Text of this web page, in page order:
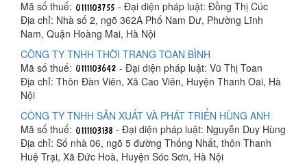
Mã số thuế:
- Đại diện pháp luật: Đồng Thị Cúc
Địa chỉ: Nhà số 2, ngõ 362A Phố Nam Dư, Phường Lĩnh
Nam, Quận Hoàng Mai, Hà Nội
CÔNG TY TNHH THỜI TRANG TOAN BÌNH
Mã số thuế:
- Đại diện pháp luật: Vũ Thị Toan
Địa chỉ: Thôn Đàn Viên, Xã Cao Viên, Huyện Thanh Oai, Hà
Nội
CÔNG TY TNHH SẢN XUẤT VÀ PHÁT TRIỂN HÙNG ANH
Mã số thuế:
- Đại diện pháp luật: Nguyễn Duy Hùng
Địa chỉ: Số nhà 06, ngõ 5 đường Thống Nhất, thôn Thanh
Huệ Trại, Xã Đức Hoà, Huyện Sóc Sơn, Hà Nội